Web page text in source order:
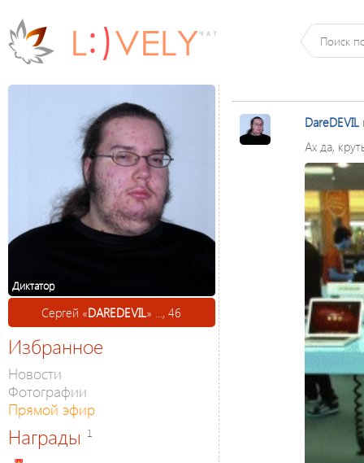
Диктатор
Сергей «DAREDEVIL» ..., 46
Избранное
Новости
Фотографии
Прямой эфир
Награды 1
DareDEVIL
Ах да,